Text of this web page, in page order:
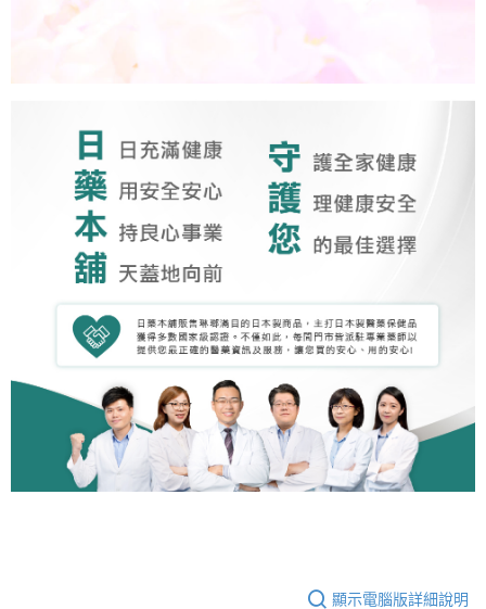
顯示電腦版詳細說明